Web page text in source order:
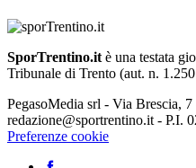
SporTrentino.it è una testata
Tribunale di Trento (aut. n.
PegasoMedia srl - Via Brescia,
redazione@sportrentino.it - P.I.
Preferenze cookie